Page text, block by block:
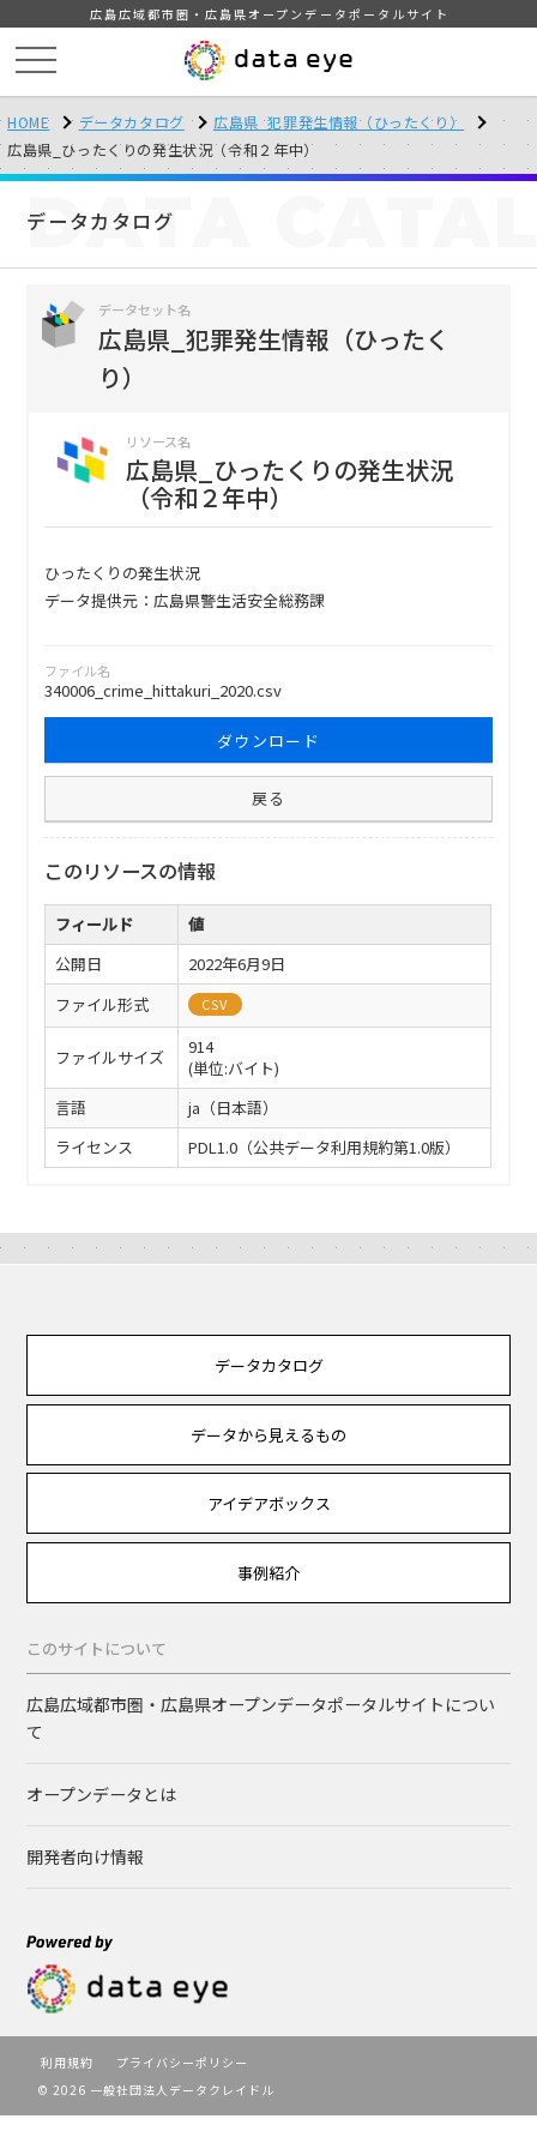
広島広域都市圏・広島県オープンデータポータルサイト
HOME データカタログ
広島県_犯罪発生情報（ひったくり）
広島県_ひったくりの発生状況（令和２年中）
データカタログ
DATA
データセット名
広島県_犯罪発生情報（ひったく
り）
リソース名
広島県_ひったくりの発生状況
（令和２年中）
ひったくりの発生状況
データ提供元：広島県警生活安全総務課
ファイル名
340006_crime_hittakuri_2020.csv
ダウンロード
戻る
このリソースの情報
フィールド
値
公開日
2022年6月9日
ファイル形式
CSV
ファイルサイズ
914
(単位:バイト)
言語
ja（日本語）
ライセンス
PDL1.0（公共データ利用規約第1.0版）
データカタログ
データから見えるもの
アイデアボックス
事例紹介
このサイトについて
広島広域都市圏・広島県オープンデータポータルサイトについ
て
オープンデータとは
開発者向け情報
利用規約
プライバシーポリシー
© 2026 一般社団法人データクレイドル